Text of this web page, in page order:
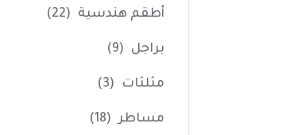
أطقم هندسية (22)
براجل (9)
مثلثات (3)
مساطر (18)